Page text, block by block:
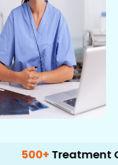
Treatment Options